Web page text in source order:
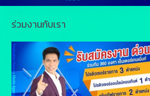
e
g
e
r
L
n
k
ร่วมงานกับเรา